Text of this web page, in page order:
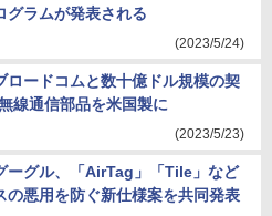
グラムが発表される
(2023/5/24)
ロードコムと数十億ドル規模の契
線通信部品を米国製に
(2023/5/23)
ーグル、「AirTag」「Tile」など
の悪用を防ぐ新仕様案を共同発表